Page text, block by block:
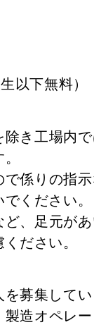
以下無料）
除き工場内
で係りの指
ください。
ど、足元が
ださい。
募集してい
製造オペレ